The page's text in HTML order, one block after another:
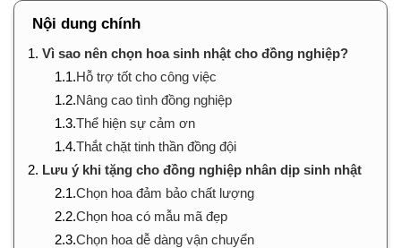
Nội dung chính
1. Vì sao nên chọn hoa sinh nhật cho đồng nghiệp?
1.1.Hỗ trợ tốt cho công việc
1.2.Nâng cao tình đồng nghiệp
1.3.Thể hiện sự cảm ơn
1.4.Thắt chặt tinh thần đồng đội
2. Lưu ý khi tặng cho đồng nghiệp nhân dịp sinh nhật
2.1.Chọn hoa đảm bảo chất lượng
2.2.Chọn hoa có mẫu mã đẹp
2.3.Chọn hoa dễ dàng vận chuyển